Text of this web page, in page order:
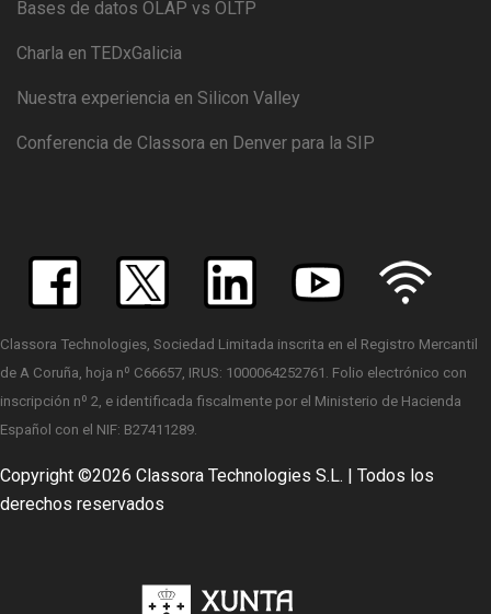
Bases de datos OLAP vs OLTP
Charla en TEDxGalicia
Nuestra experiencia en Silicon Valley
Conferencia de Classora en Denver para la SIP
Classora Technologies, Sociedad Limitada inscrita en el Registro Mercantil
de A Coruña, hoja nº C66657, IRUS: 1000064252761. Folio electrónico con
inscripción nº 2, e identificada fiscalmente por el Ministerio de Hacienda
Español con el NIF: B27411289.
Copyright ©2026 Classora Technologies S.L. | Todos los
derechos reservados